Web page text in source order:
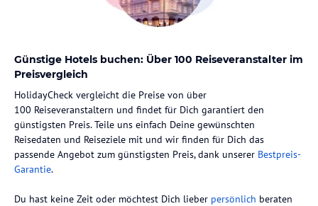
Günstige Hotels buchen: Über 100 Reiseveranstalter im
Preisvergleich
HolidayCheck vergleicht die Preise von über
100 Reiseveranstaltern und findet für Dich garantiert den
günstigsten Preis. Teile uns einfach Deine gewünschten
Reisedaten und Reiseziele mit und wir finden für Dich das
passende Angebot zum günstigsten Preis, dank unserer Bestpreis-
Garantie.
Du hast keine Zeit oder möchtest Dich lieber persönlich beraten